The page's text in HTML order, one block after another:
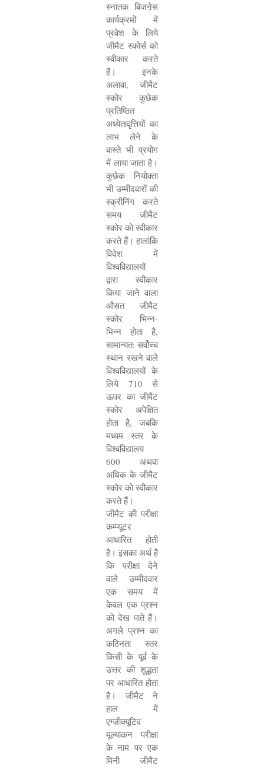
स्नातक बिजऩेस
कार्यक्रमों में
प्रवेश के लिये
जीमैट स्कोर्स को
स्वीकार करते
हैं। इनके
अलावा, जीमैट
स्कोर कुछेक
प्रतिष्ठित
अध्येतावृत्तियों का
लाभ लेने के
वास्ते भी प्रयोग
में लाया जाता है।
कुछेक नियोक्ता
भी उम्मीदवारों की
स्क्रीनिंग करते
समय जीमैट
स्कोर को स्वीकार
करते हैं। हालांकि
विदेश में
विश्वविद्यालयों
द्वारा स्वीकार
किया जाने वाला
औसत जीमैट
स्कोर भिन्न-
भिन्न होता है,
सामान्यत: सर्वोच्च
स्थान रखने वाले
विश्वविद्यालयों के
लिये 710 से
ऊपर का जीमैट
स्कोर अपेक्षित
होता है, जबकि
मध्यम स्तर के
विश्वविद्यालय
600 अथवा
अधिक के जीमैट
स्कोर को स्वीकार
करते हैं।
जीमैट की परीक्षा
कम्प्यूटर
आधारित होती
है। इसका अर्थ है
कि परीक्षा देने
वाले उम्मीदवार
एक समय में
केवल एक प्रश्न
को देख पाते हैं।
अगले प्रश्न का
कठिनता स्तर
किसी के पूर्व के
उत्तर की शुद्धता
पर आधारित होता
है। जीमैट ने
हाल में
एग्ज़ीक्यूटिव
मूल्यांकन परीक्षा
के नाम पर एक
मिनी जीमैट